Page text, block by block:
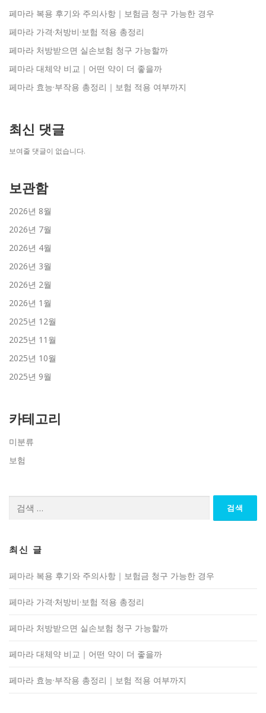
페마라 복용 후기와 주의사항｜보험금 청구 가능한 경우
페마라 가격·처방비·보험 적용 총정리
페마라 처방받으면 실손보험 청구 가능할까
페마라 대체약 비교｜어떤 약이 더 좋을까
페마라 효능·부작용 총정리｜보험 적용 여부까지
최신 댓글
보여줄 댓글이 없습니다.
보관함
2026년 8월
2026년 7월
2026년 4월
2026년 3월
2026년 2월
2026년 1월
2025년 12월
2025년 11월
2025년 10월
2025년 9월
카테고리
미분류
보험
최신 글
페마라 복용 후기와 주의사항｜보험금 청구 가능한 경우
페마라 가격·처방비·보험 적용 총정리
페마라 처방받으면 실손보험 청구 가능할까
페마라 대체약 비교｜어떤 약이 더 좋을까
페마라 효능·부작용 총정리｜보험 적용 여부까지